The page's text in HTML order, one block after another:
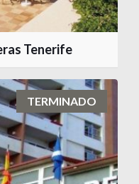
Tenerife
TERMINADO